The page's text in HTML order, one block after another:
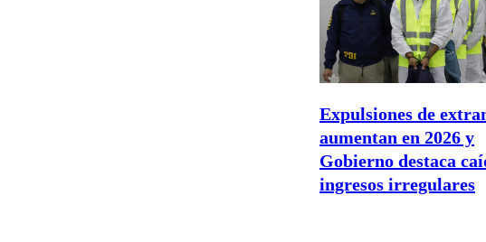
Expulsiones de
aumentan en 2026 y
Gobierno destaca
ingresos irregulares